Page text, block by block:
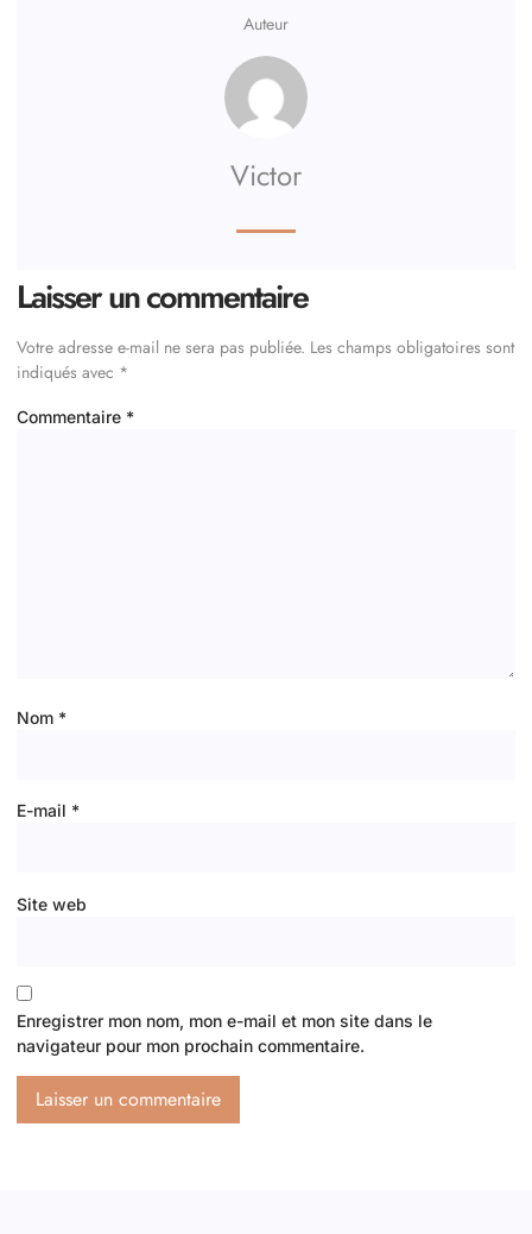
Auteur
Victor
Laisser un commentaire
Votre adresse e-mail ne sera pas publiée. Les champs obligatoires sont
indiqués avec *
Commentaire *
Nom *
E-mail *
Site web
Enregistrer mon nom, mon e-mail et mon site dans le
navigateur pour mon prochain commentaire.